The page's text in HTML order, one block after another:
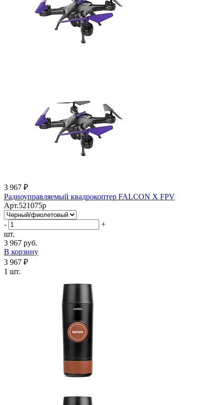
3 967 ₽
Радиоуправляемый квадрокоптер FALCON X FPV
Арт.521075p
-
+
шт.
3 967 руб.
В корзину
3 967 ₽
1 шт.